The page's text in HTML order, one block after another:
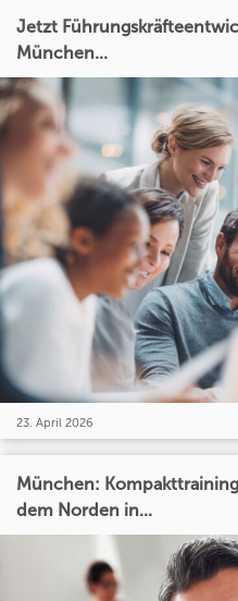
Jetzt
München...
23. April 2026
München:
dem Norden in...